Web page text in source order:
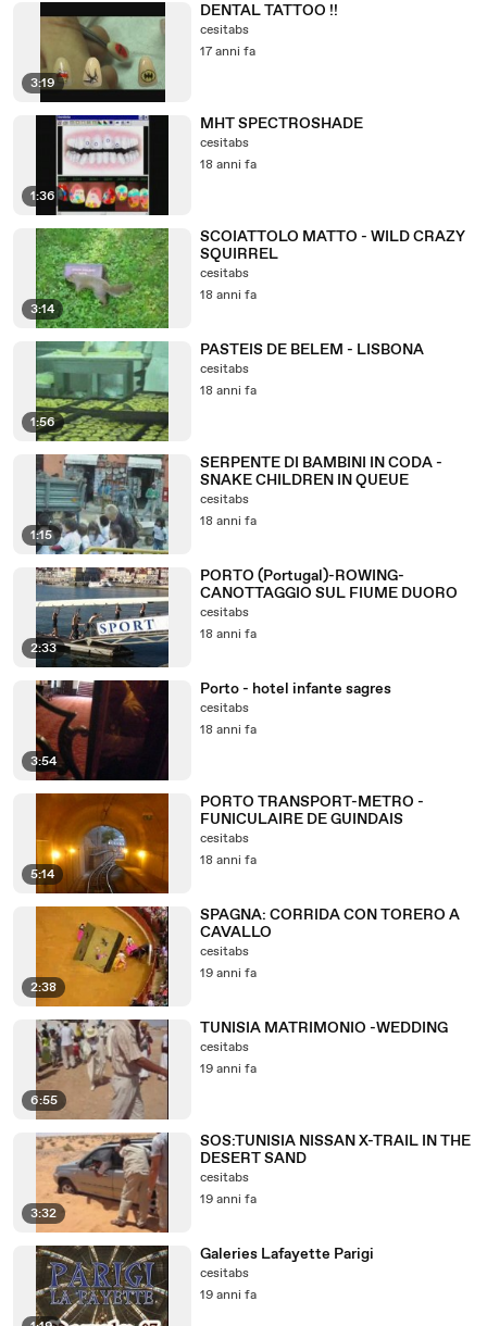
3:19
DENTAL TATTOO !!
cesitabs
17 anni fa
1:36
MHT SPECTROSHADE
cesitabs
18 anni fa
3:14
SCOIATTOLO MATTO - WILD CRAZY
SQUIRREL
cesitabs
18 anni fa
1:56
PASTEIS DE BELEM - LISBONA
cesitabs
18 anni fa
1:15
SERPENTE DI BAMBINI IN CODA -
SNAKE CHILDREN IN QUEUE
cesitabs
18 anni fa
2:33
PORTO (Portugal)-ROWING-
CANOTTAGGIO SUL FIUME DUORO
cesitabs
18 anni fa
3:54
Porto - hotel infante sagres
cesitabs
18 anni fa
5:14
PORTO TRANSPORT-METRO -
FUNICULAIRE DE GUINDAIS
cesitabs
18 anni fa
2:38
SPAGNA: CORRIDA CON TORERO A
CAVALLO
cesitabs
19 anni fa
6:55
TUNISIA MATRIMONIO -WEDDING
cesitabs
19 anni fa
3:32
SOS:TUNISIA NISSAN X-TRAIL IN THE
DESERT SAND
cesitabs
19 anni fa
Galeries Lafayette Parigi
cesitabs
19 anni fa